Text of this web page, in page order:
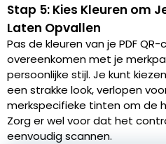
Stap 5: Kies Kleuren om
Laten Opvallen
Pas de kleuren van je PDF
overeenkomen met je
persoonlijke stijl. Je kunt
een strakke look, verlopen
merkspecifieke tinten om de
Zorg er wel voor dat het
eenvoudig scannen.